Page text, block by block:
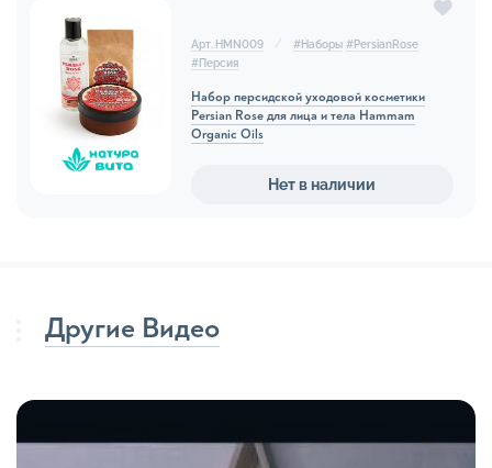
Арт. HMN009 #Наборы #PersianRose
#Персия
Набор персидской уходовой косметики
Persian Rose для лица и тела Hammam
Organic Oils
Нет в наличии
Другие Видео